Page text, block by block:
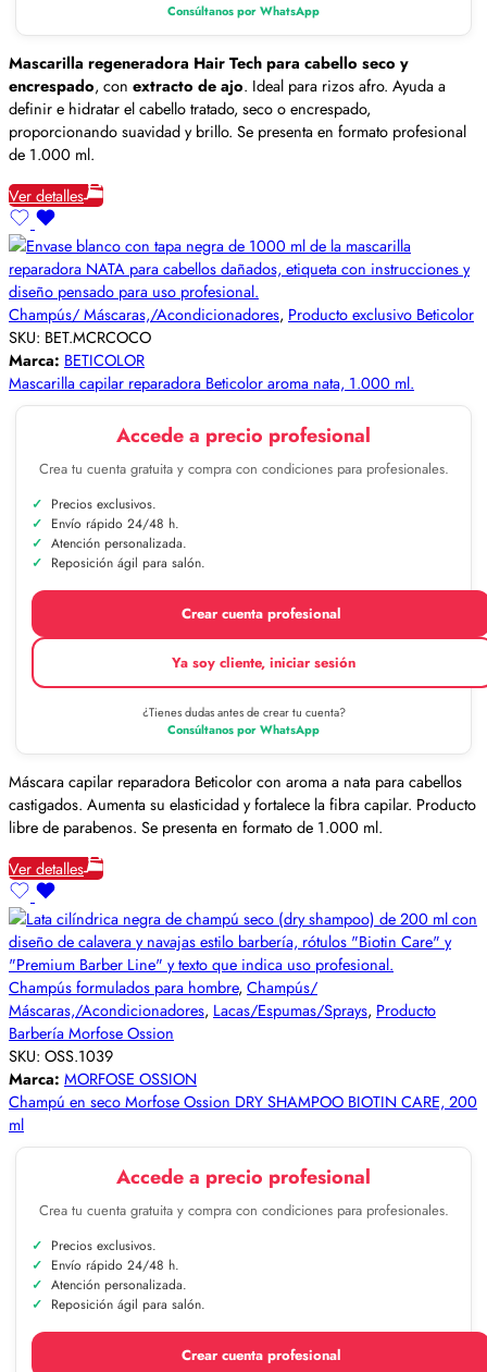
Consúltanos por WhatsApp
Mascarilla regeneradora Hair Tech para cabello seco y
encrespado, con extracto de ajo. Ideal para rizos afro. Ayuda a
definir e hidratar el cabello tratado, seco o encrespado,
proporcionando suavidad y brillo. Se presenta en formato profesional
de 1.000 ml.
Ver detalles
Champús/ Máscaras,/Acondicionadores, Producto exclusivo Beticolor
SKU: BET.MCRCOCO
Marca: BETICOLOR
Mascarilla capilar reparadora Beticolor aroma nata, 1.000 ml.
Accede a precio profesional
Crea tu cuenta gratuita y compra con condiciones para profesionales.
Precios exclusivos.
Envío rápido 24/48 h.
Atención personalizada.
Reposición ágil para salón.
Crear cuenta profesional
Ya soy cliente, iniciar sesión
¿Tienes dudas antes de crear tu cuenta?
Consúltanos por WhatsApp
Máscara capilar reparadora Beticolor con aroma a nata para cabellos
castigados. Aumenta su elasticidad y fortalece la fibra capilar. Producto
libre de parabenos. Se presenta en formato de 1.000 ml.
Ver detalles
Champús formulados para hombre, Champús/
Máscaras,/Acondicionadores, Lacas/Espumas/Sprays, Producto
Barbería Morfose Ossion
SKU: OSS.1039
Marca: MORFOSE OSSION
Champú en seco Morfose Ossion DRY SHAMPOO BIOTIN CARE, 200
ml
Accede a precio profesional
Crea tu cuenta gratuita y compra con condiciones para profesionales.
Precios exclusivos.
Envío rápido 24/48 h.
Atención personalizada.
Reposición ágil para salón.
Crear cuenta profesional